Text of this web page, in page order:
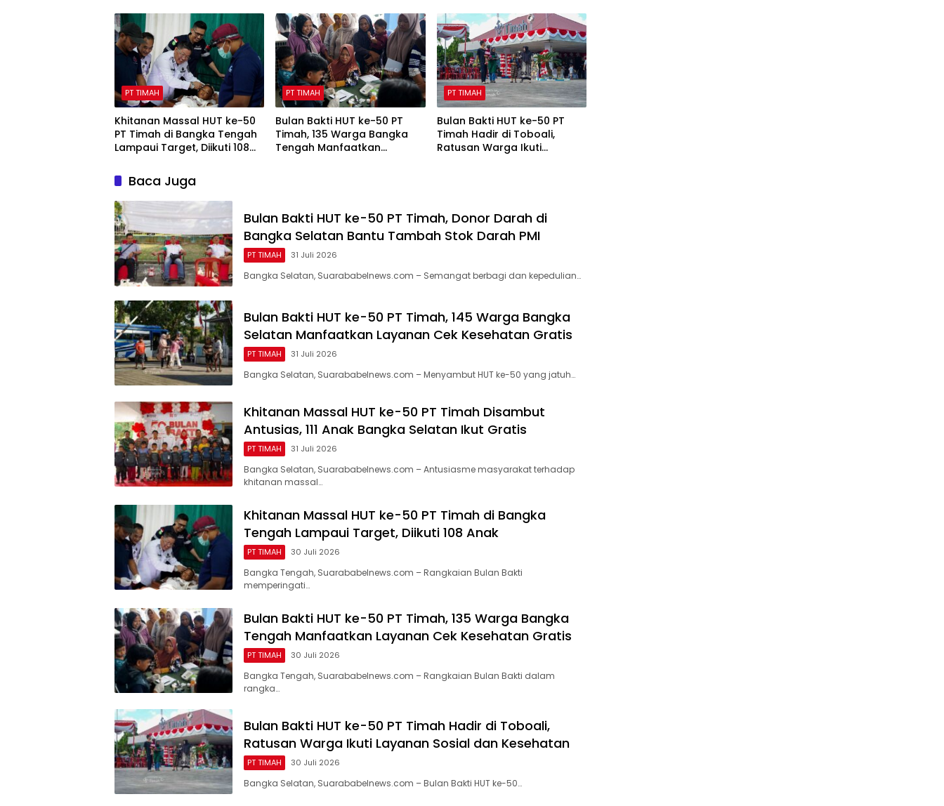
Gratis
PT TIMAH
Khitanan Massal HUT ke-50
PT Timah di Bangka Tengah
Lampaui Target, Diikuti 108
PT TIMAH
Bulan Bakti HUT ke-50 PT
Timah, 135 Warga Bangka
Tengah Manfaatkan
PT TIMAH
Bulan Bakti HUT ke-50 PT
Timah Hadir di Toboali,
Ratusan Warga Ikuti
Baca Juga
Bulan Bakti HUT ke-50 PT Timah, Donor Darah di
Bangka Selatan Bantu Tambah Stok Darah PMI
PT TIMAH 31 Juli 2026
Bangka Selatan, Suarababelnews.com – Semangat berbagi dan kepedulian…
Bulan Bakti HUT ke-50 PT Timah, 145 Warga Bangka
Selatan Manfaatkan Layanan Cek Kesehatan Gratis
PT TIMAH 31 Juli 2026
Bangka Selatan, Suarababelnews.com – Menyambut HUT ke-50 yang jatuh…
Khitanan Massal HUT ke-50 PT Timah Disambut
Antusias, 111 Anak Bangka Selatan Ikut Gratis
PT TIMAH 31 Juli 2026
Bangka Selatan, Suarababelnews.com – Antusiasme masyarakat terhadap
khitanan massal…
Khitanan Massal HUT ke-50 PT Timah di Bangka
Tengah Lampaui Target, Diikuti 108 Anak
PT TIMAH 30 Juli 2026
Bangka Tengah, Suarababelnews.com – Rangkaian Bulan Bakti
memperingati…
Bulan Bakti HUT ke-50 PT Timah, 135 Warga Bangka
Tengah Manfaatkan Layanan Cek Kesehatan Gratis
PT TIMAH 30 Juli 2026
Bangka Tengah, Suarababelnews.com – Rangkaian Bulan Bakti dalam
rangka…
Bulan Bakti HUT ke-50 PT Timah Hadir di Toboali,
Ratusan Warga Ikuti Layanan Sosial dan Kesehatan
PT TIMAH 30 Juli 2026
Bangka Selatan, Suarababelnews.com – Bulan Bakti HUT ke-50…